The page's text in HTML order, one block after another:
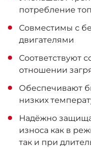
потребление
Совместимы с
двигателями
Соответствуют
отношении
Обеспечивают
низких
Надёжно
износа как в
так и при